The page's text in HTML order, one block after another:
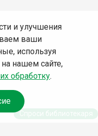
и улучшения
ваши
используя
нашем сайте,
обработку.
Спроси библиотекаря